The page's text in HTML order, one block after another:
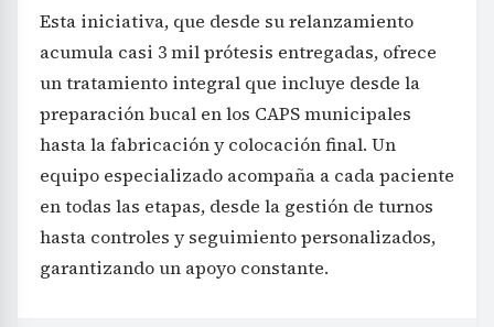
Esta iniciativa, que desde su relanzamiento
acumula casi 3 mil prótesis entregadas, ofrece
un tratamiento integral que incluye desde la
preparación bucal en los CAPS municipales
hasta la fabricación y colocación final. Un
equipo especializado acompaña a cada paciente
en todas las etapas, desde la gestión de turnos
hasta controles y seguimiento personalizados,
garantizando un apoyo constante.